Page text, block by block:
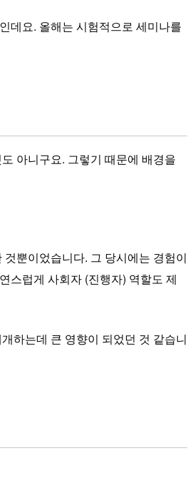
데요. 올해는 시험적으로 세미나를
아니구요. 그렇기 때문에 배경을
뿐이었습니다. 그 당시에는 경험이
스럽게 사회자 (진행자) 역할도 제
하는데 큰 영향이 되었던 것 같습니